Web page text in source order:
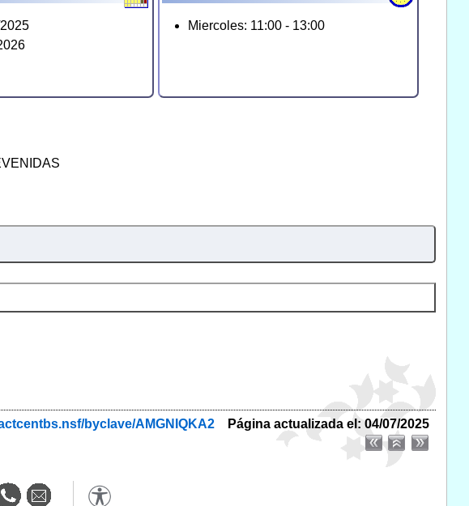
Miercoles: 11:00 - 13:00
byclave/AMGNIQKA2 Página actualizada el: 04/07/2025